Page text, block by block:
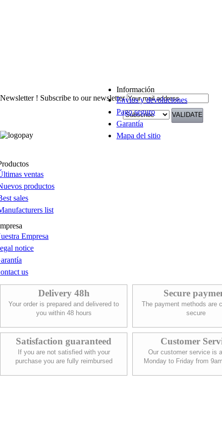
Newsletter ! Subscribe to our newsletter
Información
Envios y devoluciones
Pago seguro
Garantía
Mapa del sitio
ventas
productos
sales
list
Empresa
notice
us
Delivery 48h
Your order is prepared and delivered to
you within 48 hours
Secure
The payment methods are
secure
Satisfaction guaranteed
If you are not satisfied with your
purchase you are fully reimbursed
Customer
Our customer service is
Monday to Friday from